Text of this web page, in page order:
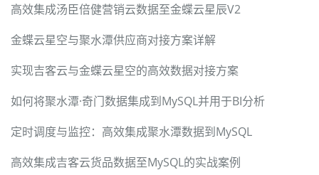
高效集成汤臣倍健营销云数据至金蝶云星辰V2
金蝶云星空与聚水潭供应商对接方案详解
实现吉客云与金蝶云星空的高效数据对接方案
如何将聚水潭·奇门数据集成到MySQL并用于BI分析
定时调度与监控：高效集成聚水潭数据到MySQL
高效集成吉客云货品数据至MySQL的实战案例